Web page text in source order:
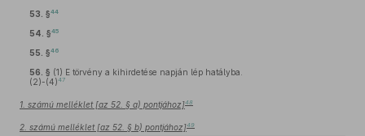
53. §44
54. §45
55. §46
56. § (1) E törvény a kihirdetése napján lép hatályba.
(2)-(4)47
1. számú melléklet [az 52. § a) pontjához]48
2. számú melléklet [az 52. § b) pontjához]49